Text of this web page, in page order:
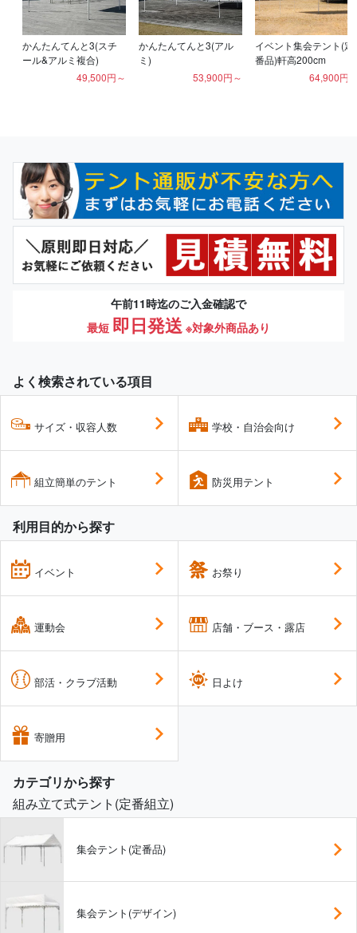
かんたんてんと3(スチ
ール&アルミ複合)
49,500円～
かんたんてんと3(アル
ミ)
53,900円～
イベント集会テント(定
番品)軒高200cm
64,900円
午前11時迄のご入金確認で
最短 即日発送 ※対象外商品あり
よく検索されている項目
サイズ・収容人数
組立簡単のテント
学校・自治会向け
防災用テント
利用目的から探す
イベント
運動会
部活・クラブ活動
寄贈用
お祭り
店舗・ブース・露店
日よけ
カテゴリから探す
組み立て式テント(定番組立)
集会テント(定番品)
集会テント(デザイン)